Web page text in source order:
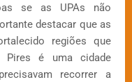
se as UPAs não
destacar que as
regiões que
Pires é uma cidade
recorrer a